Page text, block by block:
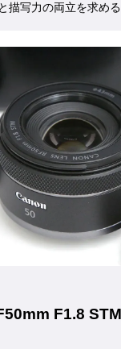
描写力の両立を求め
F1.8